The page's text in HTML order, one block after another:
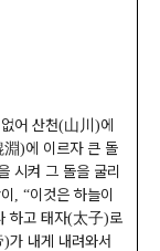
어 산천(山川 )에
淵)에 이르자 큰 돌
시켜 그 돌을 굴리
, “이것은 하늘이
하고 태자(太子)로
)가 내게 내려와서